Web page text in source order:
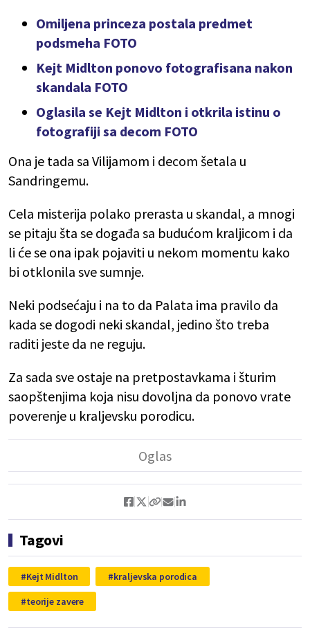
Omiljena princeza postala predmet
podsmeha FOTO
Kejt Midlton ponovo fotografisana nakon
skandala FOTO
Oglasila se Kejt Midlton i otkrila istinu o
fotografiji sa decom FOTO
Ona je tada sa Vilijamom i decom šetala u
Sandringemu.
Cela misterija polako prerasta u skandal, a mnogi
se pitaju šta se događa sa budućom kraljicom i da
li će se ona ipak pojaviti u nekom momentu kako
bi otklonila sve sumnje.
Neki podsećaju i na to da Palata ima pravilo da
kada se dogodi neki skandal, jedino što treba
raditi jeste da ne reguju.
Za sada sve ostaje na pretpostavkama i šturim
saopštenjima koja nisu dovoljna da ponovo vrate
poverenje u kraljevsku porodicu.
Tagovi
Kejt Midlton
kraljevska porodica
teorije zavere